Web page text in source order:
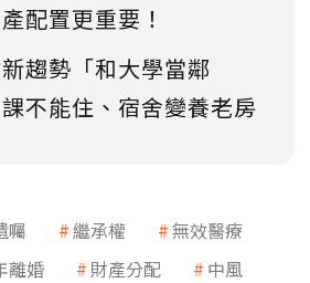
配置更重要！
趨勢「和大學當鄰
不能住、宿舍變養老房
囑 繼承權
無效醫療
離婚 財產分配
中風